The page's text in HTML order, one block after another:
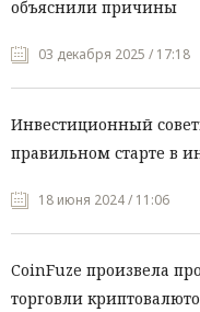
объяснили причины
03 декабря 2025 / 17:18
Инвестиционный
правильном старте в
18 июня 2024 / 11:06
CoinFuze произвела
торговли